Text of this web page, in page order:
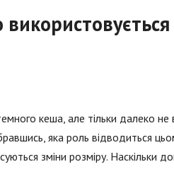
кеша, але тільки далеко не
яка роль відводиться
зміни розміру. Наскільки